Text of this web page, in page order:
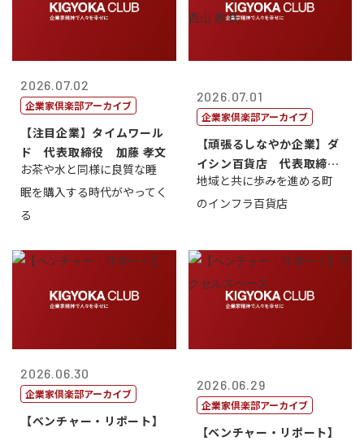
2026.07.02
企業家倶楽部アーカイブ
【注目企業】タイムワール
ド 代表取締役 加藤 孝文
お茶や水と同様に良質な睡
眠を購入する時代がやってく
る
2026.07.01
企業家倶楽部アーカイブ
【頑張るしなやか企業】ダ
イシン百貨店 代表取締役
社長 西山 ...
地域と共に歩みを進める町
のインフラ百貨店
2026.06.30
企業家倶楽部アーカイブ
【ベンチャー・リポート】
2026.06.29
企業家倶楽部アーカイブ
【ベンチャー・リポート】